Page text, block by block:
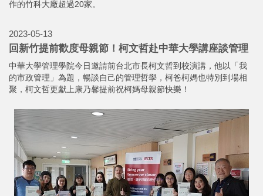
中華大學是前進竹科的任意門
中華大學是全國最接近竹科的私立大學，全校5大學院都以竹科產業
鏈為實習場域，積極培養學生跨域學習與AI應用能力，學校緊密合
作的竹科大廠超過20家。